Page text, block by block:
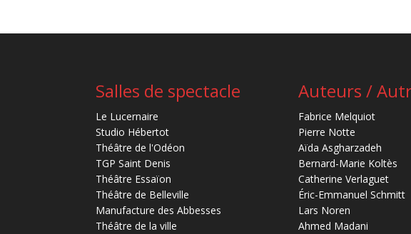
Salles de spectacle
Le Lucernaire
Studio Hébertot
Théâtre de l'Odéon
TGP Saint Denis
Théâtre Essaïon
Théâtre de Belleville
Manufacture des Abbesses
Théâtre de la ville
Auteurs /
Fabrice Melquiot
Pierre Notte
Aïda Asgharzadeh
Bernard-Marie Koltès
Catherine Verlaguet
Éric-Emmanuel Schmitt
Lars Noren
Ahmed Madani